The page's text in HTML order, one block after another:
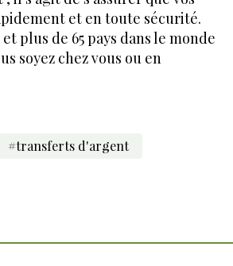
et en toute sécurité.
plus de 65 pays dans le monde
soyez chez vous ou en
#transferts d'argent